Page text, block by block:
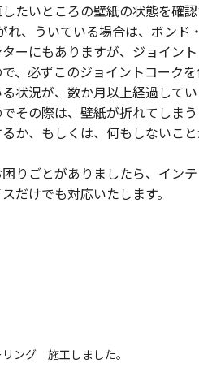
たいところの壁紙の状態を確
れ、ういている場合は、ボンド
ーにもありますが、ジョイン
、必ずこのジョイントコーク
状況が、数か月以上経過して
その際は、壁紙が折れてしま
か、もしくは、何もしないこと
困りごとがありましたら、イン
だけでも対応いたします。
ング 施工しました。